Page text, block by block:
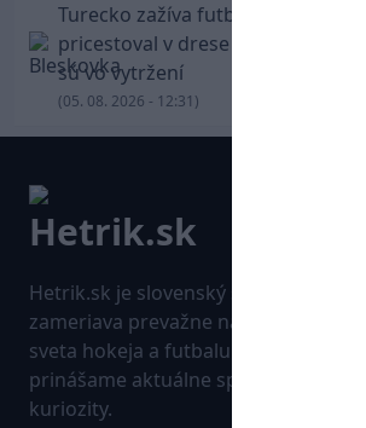
Turecko zažíva futbalové
pricestoval v drese
sú vo vytržení
(05. 08. 2026 - 12:31)
Hetrik.sk je slovenský športový
zameriava prevažne na najnovšie
sveta hokeja a futbalu. Pravidelne na
prinášame aktuálne správy, góly,
kuriozity.